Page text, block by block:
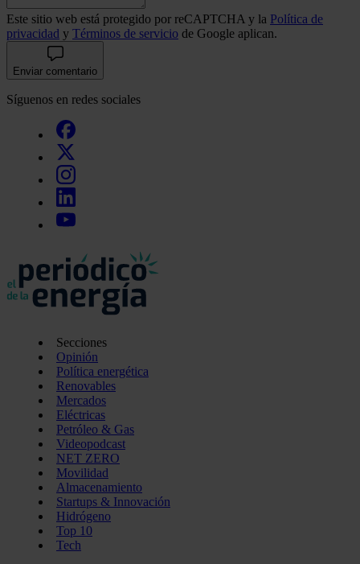
Este sitio web está protegido por reCAPTCHA y la Política de
privacidad y Términos de servicio de Google aplican.
Enviar comentario
Síguenos en redes sociales
Secciones
Opinión
Política energética
Renovables
Mercados
Eléctricas
Petróleo & Gas
Videopodcast
NET ZERO
Movilidad
Almacenamiento
Startups & Innovación
Hidrógeno
Top 10
Tech